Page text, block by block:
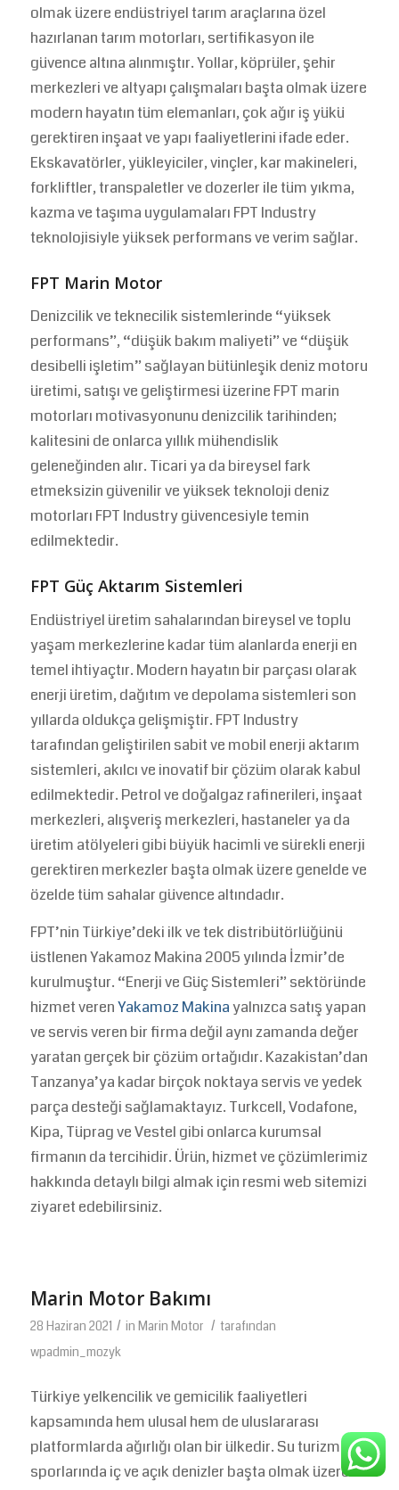
olmak üzere endüstriyel tarım araçlarına özel
hazırlanan tarım motorları, sertifikasyon ile
güvence altına alınmıştır. Yollar, köprüler, şehir
merkezleri ve altyapı çalışmaları başta olmak üzere
modern hayatın tüm elemanları, çok ağır iş yükü
gerektiren inşaat ve yapı faaliyetlerini ifade eder.
Ekskavatörler, yükleyiciler, vinçler, kar makineleri,
forkliftler, transpaletler ve dozerler ile tüm yıkma,
kazma ve taşıma uygulamaları FPT Industry
teknolojisiyle yüksek performans ve verim sağlar.
FPT Marin Motor
Denizcilik ve teknecilik sistemlerinde “yüksek
performans”, “düşük bakım maliyeti” ve “düşük
desibelli işletim” sağlayan bütünleşik deniz motoru
üretimi, satışı ve geliştirmesi üzerine FPT marin
motorları motivasyonunu denizcilik tarihinden;
kalitesini de onlarca yıllık mühendislik
geleneğinden alır. Ticari ya da bireysel fark
etmeksizin güvenilir ve yüksek teknoloji deniz
motorları FPT Industry güvencesiyle temin
edilmektedir.
FPT Güç Aktarım Sistemleri
Endüstriyel üretim sahalarından bireysel ve toplu
yaşam merkezlerine kadar tüm alanlarda enerji en
temel ihtiyaçtır. Modern hayatın bir parçası olarak
enerji üretim, dağıtım ve depolama sistemleri son
yıllarda oldukça gelişmiştir. FPT Industry
tarafından geliştirilen sabit ve mobil enerji aktarım
sistemleri, akılcı ve inovatif bir çözüm olarak kabul
edilmektedir. Petrol ve doğalgaz rafinerileri, inşaat
merkezleri, alışveriş merkezleri, hastaneler ya da
üretim atölyeleri gibi büyük hacimli ve sürekli enerji
gerektiren merkezler başta olmak üzere genelde ve
özelde tüm sahalar güvence altındadır.
FPT’nin Türkiye’deki ilk ve tek distribütörlüğünü
üstlenen Yakamoz Makina 2005 yılında İzmir’de
kurulmuştur. “Enerji ve Güç Sistemleri” sektöründe
hizmet verenYakamoz Makinayalnızca satış yapan
ve servis veren bir firma değil aynı zamanda değer
yaratan gerçek bir çözüm ortağıdır. Kazakistan’dan
Tanzanya’ya kadar birçok noktaya servis ve yedek
parça desteği sağlamaktayız. Turkcell, Vodafone,
Kipa, Tüprag ve Vestel gibi onlarca kurumsal
firmanın da tercihidir. Ürün, hizmet ve çözümlerimiz
hakkında detaylı bilgi almak için resmi web sitemizi
ziyaret edebilirsiniz.
Marin Motor Bakımı
28 Haziran 2021 / in Marin Motor / tarafından
wpadmin_mozyk
Türkiye yelkencilik ve gemicilik faaliyetleri
kapsamında hem ulusal hem de uluslararası
platformlarda ağırlığı olan bir ülkedir. Su turizmi ve
sporlarında iç ve açık denizler başta olmak üzere